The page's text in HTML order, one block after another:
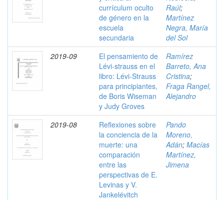
currículum oculto
de género en la
escuela
secundaria
Raúl;
Martínez
Negra, María
del Sol
2019-09
El pensamiento de
Lévi-strauss en el
libro: Lévi-Strauss
para principiantes,
de Boris Wiseman
y Judy Groves
Ramírez
Barreto, Ana
Cristina;
Fraga Rangel,
Alejandro
2019-08
Reflexiones sobre
la conciencia de la
muerte: una
comparación
entre las
perspectivas de E.
Levinas y V.
Jankelévitch
Pando
Moreno,
Adán; Macías
Martínez,
Jimena